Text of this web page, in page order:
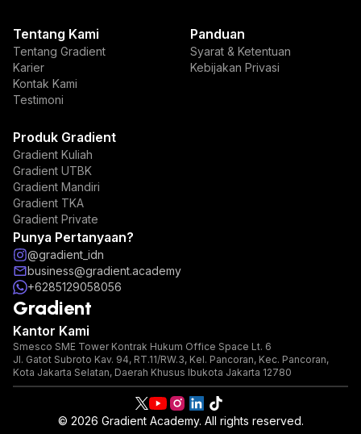
Tentang Kami
Tentang Gradient
Karier
Kontak Kami
Testimoni
Panduan
Syarat & Ketentuan
Kebijakan Privasi
Produk Gradient
Gradient Kuliah
Gradient UTBK
Gradient Mandiri
Gradient TKA
Gradient Private
Punya Pertanyaan?
@gradient_idn
business@gradient.academy
+6285129058056
Gradient
Kantor Kami
Smesco SME Tower Kontrak Hukum Office Space Lt. 6
Jl. Gatot Subroto Kav. 94, RT.11/RW.3, Kel. Pancoran, Kec. Pancoran,
Kota Jakarta Selatan, Daerah Khusus Ibukota Jakarta 12780
© 2026 Gradient Academy. All rights reserved.